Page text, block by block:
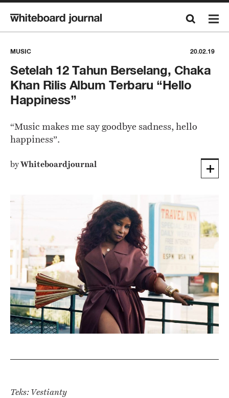
MUSIC 20.02.19
Setelah 12 Tahun Berselang, Chaka
Khan Rilis Album Terbaru “Hello
Happiness”
“Music makes me say goodbye sadness, hello
happiness”.
byWhiteboardjournal
Teks: Vestianty